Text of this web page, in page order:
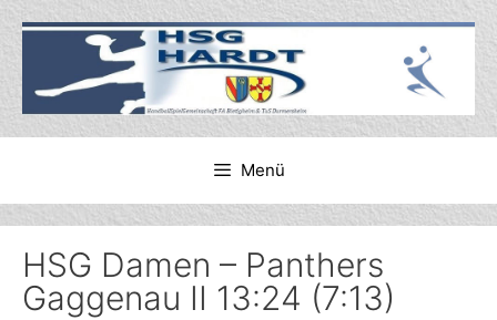
Inhalt
Menü
HSG Damen – Panthers
Gaggenau II 13:24 (7:13)